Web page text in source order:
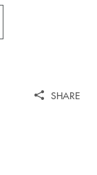
SHARE